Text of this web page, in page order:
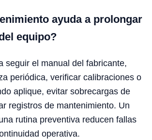
ayuda a prolongar
equipo?
seguir el manual del fabricante,
periódica, verificar calibraciones o
aplique, evitar sobrecargas de
registros de mantenimiento. Un
rutina preventiva reducen fallas
operativa.